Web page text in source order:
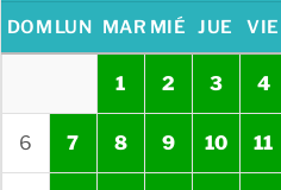
DOM LUN MAR MIÉ JUE VIE
1 2 3 4
6 7 8 9 10 11